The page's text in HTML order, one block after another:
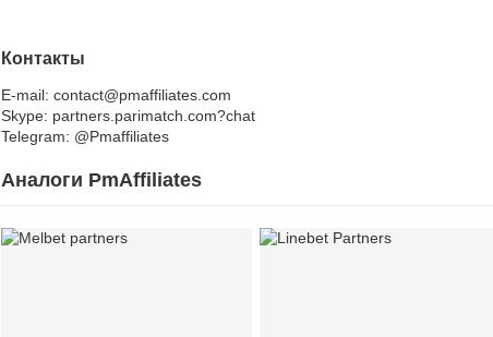
Контакты
E-mail: contact@pmaffiliates.com
Skype: partners.parimatch.com?chat
Telegram: @Pmaffiliates
Аналоги PmAffiliates